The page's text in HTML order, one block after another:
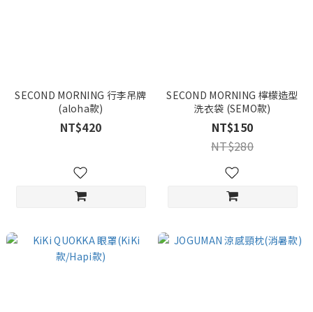
SECOND MORNING 行李吊牌
(aloha款)
NT$420
SECOND MORNING 檸檬造型
洗衣袋 (SEMO款)
NT$150
NT$280